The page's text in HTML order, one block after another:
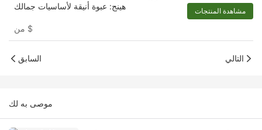
هينج: عبوة أنيقة لأساسيات جمالك
$
مشاهدة المنتجات
السابق التالي
موصى به لك